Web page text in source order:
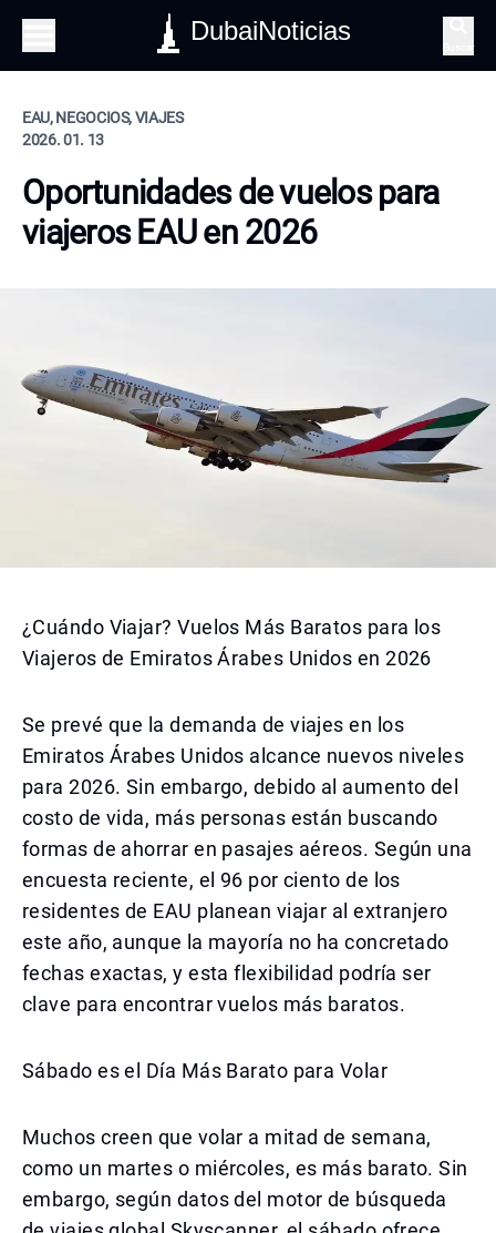
DubaiNoticias
EAU, NEGOCIOS, VIAJES
2026. 01. 13
Oportunidades de vuelos para
viajeros EAU en 2026
¿Cuándo Viajar? Vuelos Más Baratos para los
Viajeros de Emiratos Árabes Unidos en 2026
Se prevé que la demanda de viajes en los
Emiratos Árabes Unidos alcance nuevos niveles
para 2026. Sin embargo, debido al aumento del
costo de vida, más personas están buscando
formas de ahorrar en pasajes aéreos. Según una
encuesta reciente, el 96 por ciento de los
residentes de EAU planean viajar al extranjero
este año, aunque la mayoría no ha concretado
fechas exactas, y esta flexibilidad podría ser
clave para encontrar vuelos más baratos.
Sábado es el Día Más Barato para Volar
Muchos creen que volar a mitad de semana,
como un martes o miércoles, es más barato. Sin
embargo, según datos del motor de búsqueda